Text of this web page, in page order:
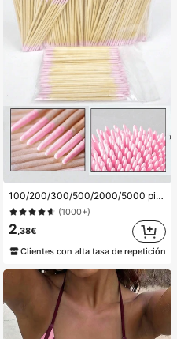
100/200/300/500/2000/5000 piezas/20 piezas Palitos aplicadores de esmalte de uñas de doble extremo, herramientas aplicadoras de maquillaje de cejas de doble extremo pequeñas, aproximadamente 100 piezas/paquete (opciones de empaque 1/2/3/5 paquetes), multifuncionales
(1000+)
2,38€
Clientes con alta tasa de repetición